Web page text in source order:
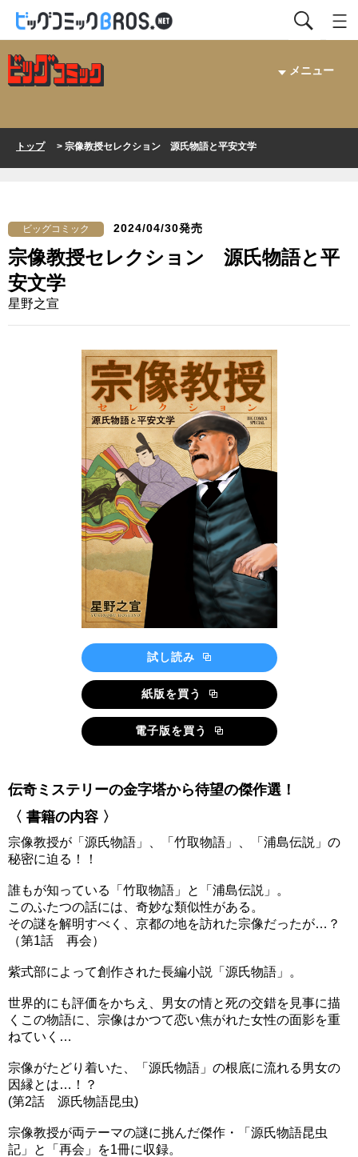
メニュー
トップ> 宗像教授セレクション 源氏物語と平安文学
ビッグコミック 2024/04/30発売
宗像教授セレクション 源氏物語と平
安文学
星野之宣
試し読み
紙版を買う
電子版を買う
伝奇ミステリーの金字塔から待望の傑作選！
〈 書籍の内容 〉
宗像教授が「源氏物語」、「竹取物語」、「浦島伝説」の
秘密に迫る！！
誰もが知っている「竹取物語」と「浦島伝説」。
このふたつの話には、奇妙な類似性がある。
その謎を解明すべく、京都の地を訪れた宗像だったが…？
（第1話 再会）
紫式部によって創作された長編小説「源氏物語」。
世界的にも評価をかちえ、男女の情と死の交錯を見事に描
くこの物語に、宗像はかつて恋い焦がれた女性の面影を重
ねていく…
宗像がたどり着いた、「源氏物語」の根底に流れる男女の
因縁とは…！？
(第2話 源氏物語昆虫)
宗像教授が両テーマの謎に挑んだ傑作・「源氏物語昆虫
記」と「再会」を1冊に収録。